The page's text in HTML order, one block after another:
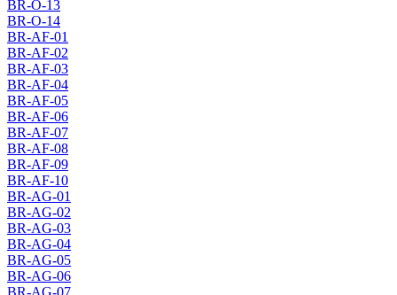
BR-O-13
BR-O-14
BR-AF-01
BR-AF-02
BR-AF-03
BR-AF-04
BR-AF-05
BR-AF-06
BR-AF-07
BR-AF-08
BR-AF-09
BR-AF-10
BR-AG-01
BR-AG-02
BR-AG-03
BR-AG-04
BR-AG-05
BR-AG-06
BR-AG-07